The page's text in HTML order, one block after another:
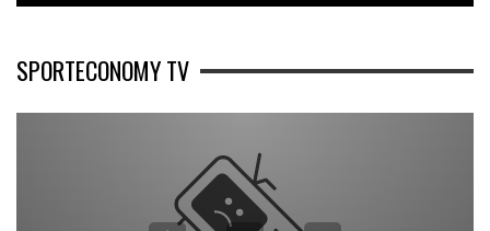
SPORTECONOMY TV